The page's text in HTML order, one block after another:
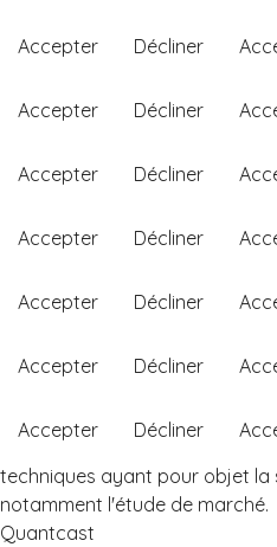
Accepter Décliner
Accepter Décliner
Accepter Décliner
Accepter Décliner
Accepter Décliner
Accepter Décliner
Accepter Décliner
techniques ayant pour objet
notamment l'étude de marché.
Quantcast